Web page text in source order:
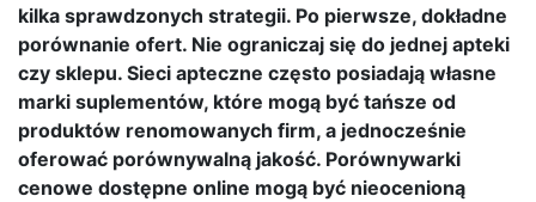
kilka sprawdzonych strategii. Po pierwsze, dokładne
porównanie ofert. Nie ograniczaj się do jednej apteki
czy sklepu. Sieci apteczne często posiadają własne
marki suplementów, które mogą być tańsze od
produktów renomowanych firm, a jednocześnie
oferować porównywalną jakość. Porównywarki
cenowe dostępne online mogą być nieocenioną